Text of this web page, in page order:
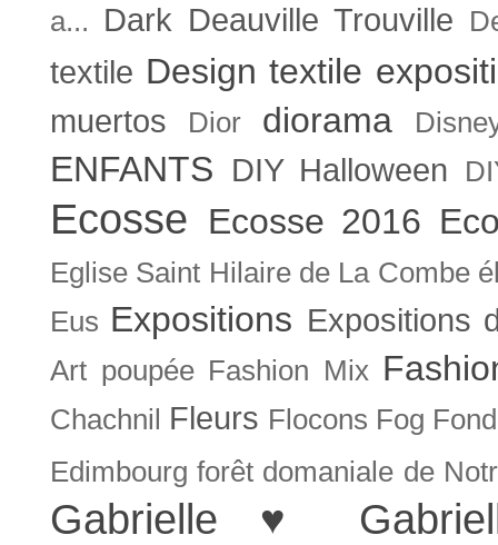
a... Dark Deauville Trouville
textile Design textile
muertos Dior diorama
ENFANTS DIY Halloween
Ecosse Ecosse 2016
Eglise Saint Hilaire de La Combe
Eus Expositions Expositions
Art poupée Fashion Mix
Chachnil Fleurs Flocons Fog
Edimbourg forêt domaniale de
Gabrielle ♥